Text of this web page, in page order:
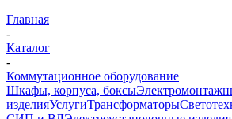
Главная
-
Каталог
-
Коммутационное оборудование
Шкафы, корпуса, боксы
изделияУслугиТрансформаторы